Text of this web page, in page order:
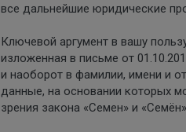
все дальнейшие юридические
Ключевой аргумент в вашу
изложенная в письме от
и наоборот в фамилии, имени и
данные, на основании которых
зрения закона «Семен» и